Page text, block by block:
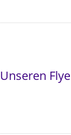
Unseren